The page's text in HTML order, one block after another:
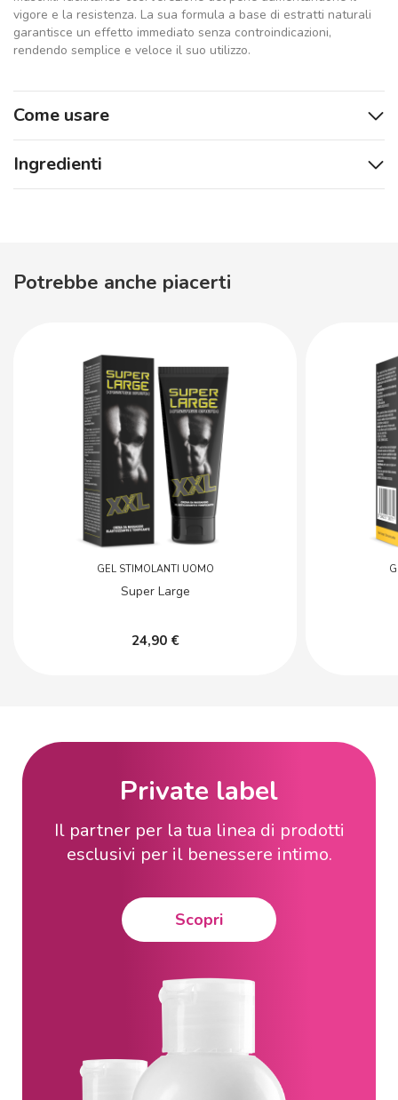
vigore e la resistenza. La sua formula a base di estratti naturali
garantisce un effetto immediato senza controindicazioni,
rendendo semplice e veloce il suo utilizzo.
Come usare
Ingredienti
Potrebbe anche piacerti
GEL STIMOLANTI UOMO
Super Large
24,90 €
Private label
Il partner per la tua linea di prodotti
esclusivi per il benessere intimo.
Scopri